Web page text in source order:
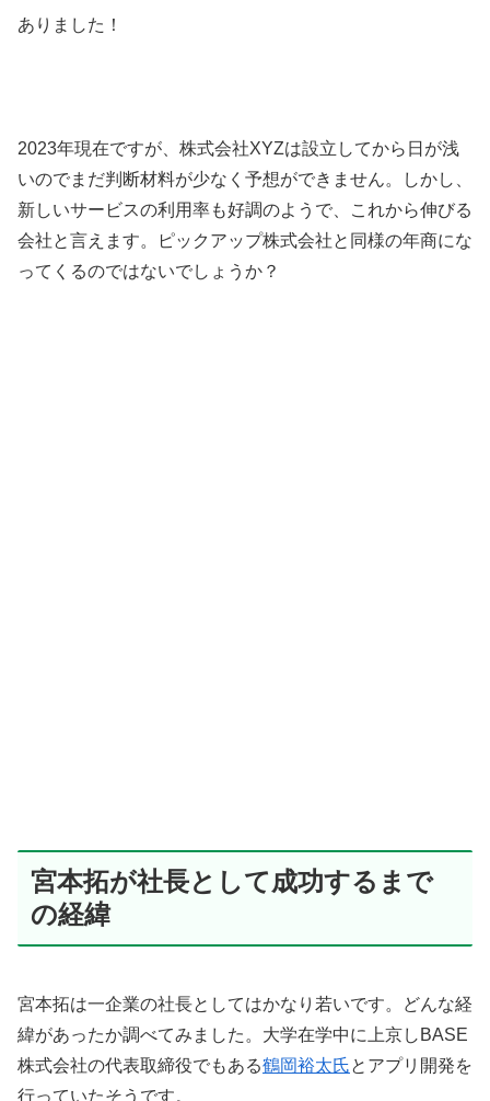
ありました！
2023年現在ですが、株式会社XYZは設立してから日が浅
いのでまだ判断材料が少なく予想ができません。しかし、
新しいサービスの利用率も好調のようで、これから伸びる
会社と言えます。ピックアップ株式会社と同様の年商にな
ってくるのではないでしょうか？
宮本拓が社長として成功するまで
の経緯
宮本拓は一企業の社長としてはかなり若いです。どんな経
緯があったか調べてみました。大学在学中に上京しBASE
株式会社の代表取締役でもある鶴岡裕太氏とアプリ開発を
行っていたそうです。